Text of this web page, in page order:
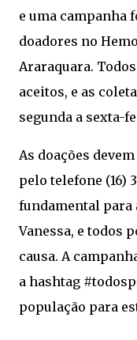
e uma campanha
doadores no
Araraquara.
aceitos, e as
segunda a sexta-
As doações
pelo telefone (16)
fundamental para
Vanessa, e todos
causa. A
a hashtag
população para